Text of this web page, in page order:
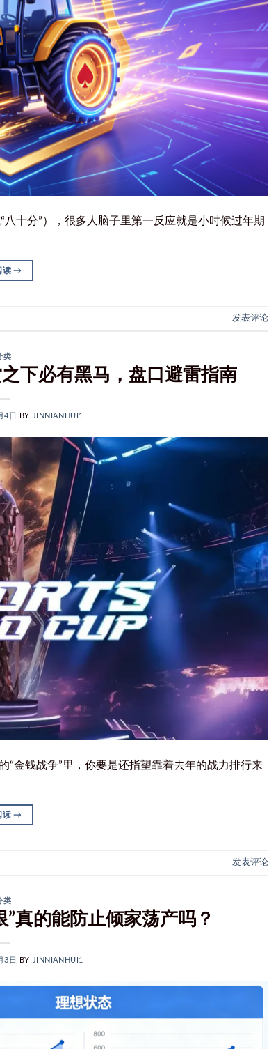
八十分”），很多人脑子里第一反应就是小时候过年期
读→
发表评论
类
下必有黑马，盘口避雷指南
4日 BY JINNIANHUI1
“金钱战争”里，你要是还指望靠着去年的战力排行来
读→
发表评论
类
”真的能防止倾家荡产吗？
3日 BY JINNIANHUI1